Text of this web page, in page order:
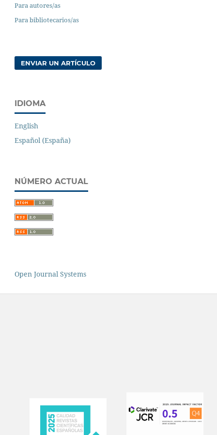
Para autores/as
Para bibliotecarios/as
ENVIAR UN ARTÍCULO
IDIOMA
English
Español (España)
NÚMERO ACTUAL
Open Journal Systems